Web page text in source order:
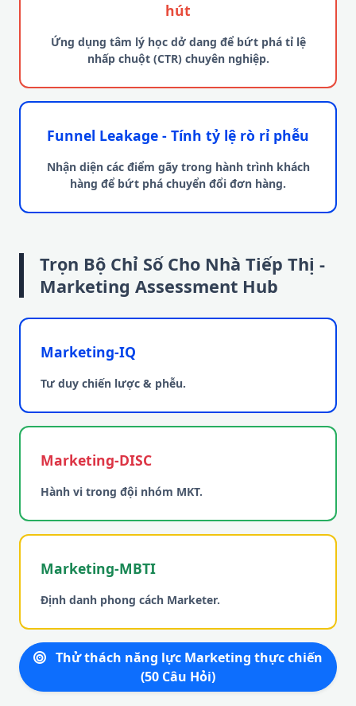
hút
Ứng dụng tâm lý học dở dang để bứt phá tỉ lệ
nhấp chuột (CTR) chuyên nghiệp.
Funnel Leakage - Tính tỷ lệ rò rỉ phễu
Nhận diện các điểm gãy trong hành trình khách
hàng để bứt phá chuyển đổi đơn hàng.
Trọn Bộ Chỉ Số Cho Nhà Tiếp Thị -
Marketing Assessment Hub
Marketing-IQ
Tư duy chiến lược & phễu.
Marketing-DISC
Hành vi trong đội nhóm MKT.
Marketing-MBTI
Định danh phong cách Marketer.
Thử thách năng lực Marketing thực chiến
(50 Câu Hỏi)